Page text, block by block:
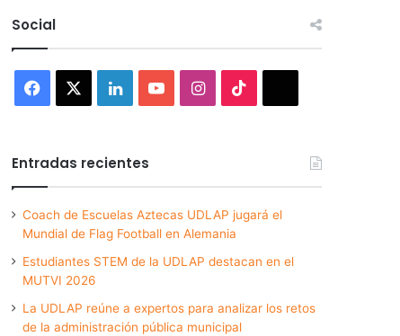
Social
Facebook LinkedInYouTubeInstagram
Entradas recientes
Coach de Escuelas Aztecas UDLAP jugará el
Mundial de Flag Football en Alemania
Estudiantes STEM de la UDLAP destacan en el
MUTVI 2026
La UDLAP reúne a expertos para analizar los retos
de la administración pública municipal